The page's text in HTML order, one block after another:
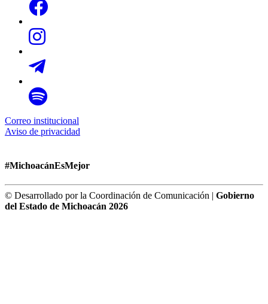
Correo institucional
Aviso de privacidad
#MichoacánEsMejor
© Desarrollado por la Coordinación de Comunicación | Gobierno
del Estado de Michoacán 2026